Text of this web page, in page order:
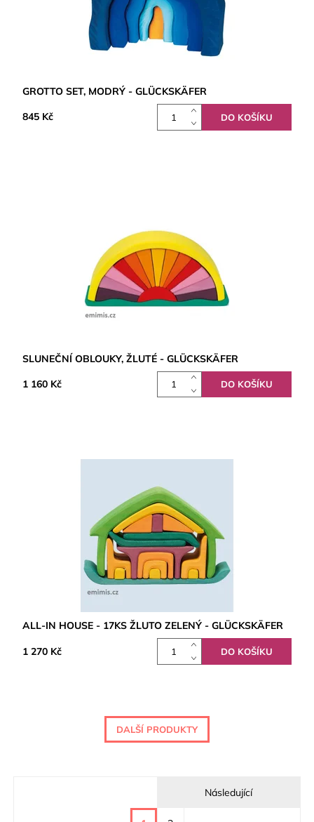
GROTTO SET, MODRÝ - GLÜCKSKÄFER
845 Kč
SLUNEČNÍ OBLOUKY, ŽLUTÉ - GLÜCKSKÄFER
1 160 Kč
ALL-IN HOUSE - 17KS ŽLUTO ZELENÝ - GLÜCKSKÄFER
1 270 Kč
DALŠÍ PRODUKTY
Následující